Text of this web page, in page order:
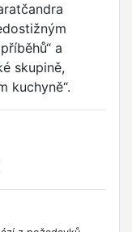
a
skupině,
kuchyně“.